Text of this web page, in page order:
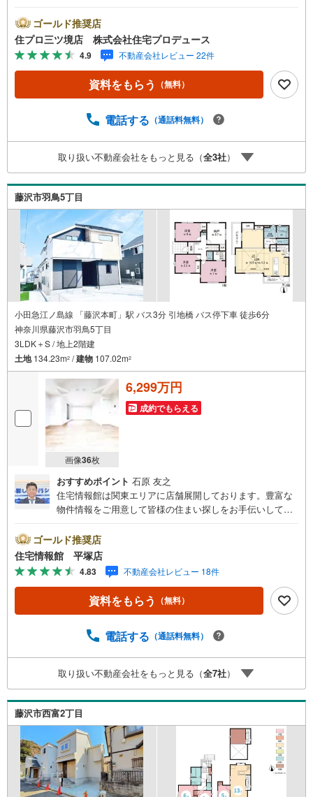
リアに強い！ 住プロは、藤沢市・綾瀬市エリアの不動産売
買専門会社です！最新物件情報や当社限定で販売する物件
情報も多数ございますので、お気軽にお問合せ下さい！ ----
---------- 弊社独自の住宅ローン提案システム 弊社ではファ
イナンシャル専門スタッフによる【丁寧な資金アドバイ
ス】【ファイナンシャルプラン提案書の作成】を随時行っ
ローン残高】【住宅購入者だけが加入できる無料の生命保
多くなる【教育費】住宅を買った後から始まる【住宅ロー
ン返済】65歳以上から必要になる【老後の費用負担】住宅
探しの【このタイミング】で不安な部分を明確にしていき
ませんか？？ --------------
ゴールド推奨店
住プロ三ツ境店 株式会社住宅プロデュース
4.9 不動産会社レビュー 22件
資料をもらう （無料）
電話する （通話料無料）
取り扱い不動産会社をもっと見る（全3社）
藤沢市羽鳥5丁目
小田急江ノ島線 「藤沢本町」駅 バス3分 引地橋 バス停下車 徒歩6分
神奈川県藤沢市羽鳥5丁目
3LDK＋S / 地上2階建
土地134.23m2 /建物 107.02m2
画像36枚
6,299万円
成約でもらえる
おすすめポイント 石原 友之
住宅情報館は関東エリアに店舗展開しております。豊富な
物件情報をご用意して皆様の住まい探しをお手伝いしてお
さい。住宅ローン相談会も同時開催中無理のない住宅ロー
ンの試算やご購入の際にかかる諸費用の概算も行っており
ます。しっかりとした資金計画のアドバイスをさせて頂き
ますので、お気軽にご相談ください。
ゴールド推奨店
住宅情報館 平塚店
4.83 不動産会社レビュー 18件
資料をもらう （無料）
電話する （通話料無料）
取り扱い不動産会社をもっと見る（全7社）
藤沢市西富2丁目